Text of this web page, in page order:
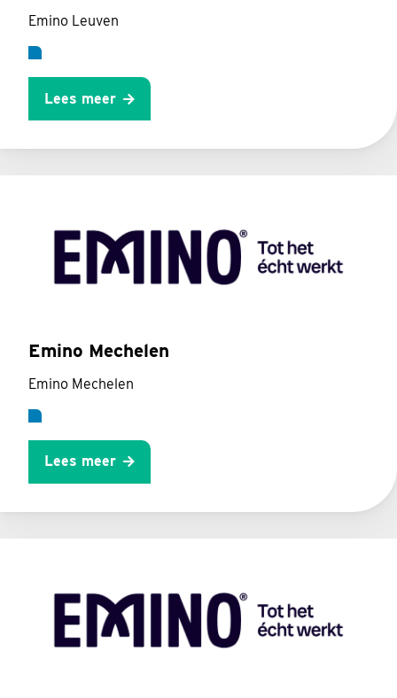
Emino Leuven
Lees meer
Emino Mechelen
Emino Mechelen
Lees meer